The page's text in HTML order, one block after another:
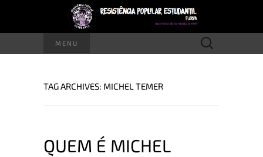
MENU
Pesquisar
por:
TAG ARCHIVES: MICHEL TEMER
QUEM É MICHEL